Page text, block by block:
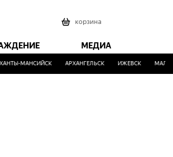
корзина
МЕДИА
МАНСИЙСК АРХАНГЕЛЬСК ИЖЕВСК